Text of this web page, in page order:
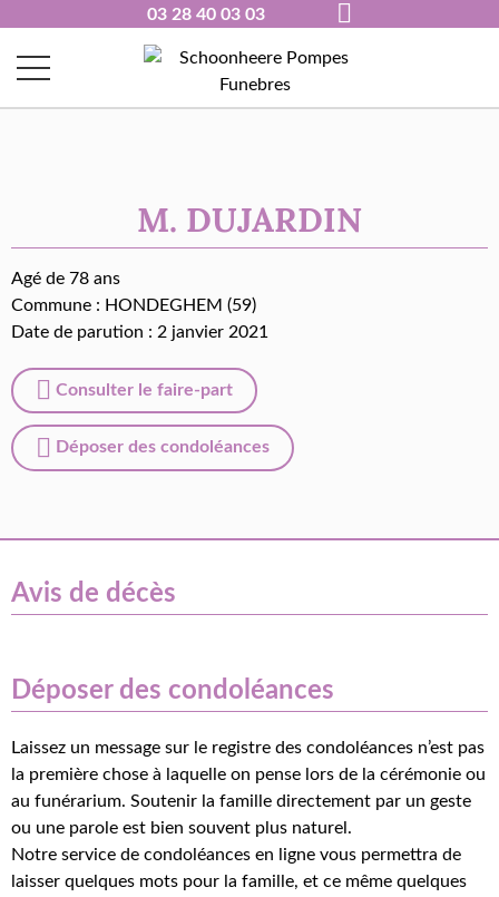
03 28 40 03 03
M. DUJARDIN
Agé de 78 ans
Commune : HONDEGHEM (59)
Date de parution : 2 janvier 2021
Consulter le faire-part
Déposer des condoléances
Avis de décès
Déposer des condoléances
Laissez un message sur le registre des condoléances n’est pas
la première chose à laquelle on pense lors de la cérémonie ou
au funérarium. Soutenir la famille directement par un geste
ou une parole est bien souvent plus naturel.
Notre service de condoléances en ligne vous permettra de
laisser quelques mots pour la famille, et ce même quelques